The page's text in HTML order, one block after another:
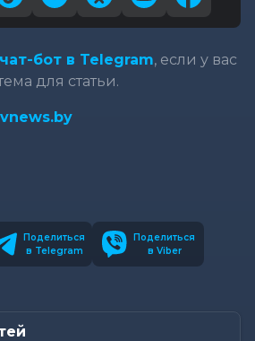
чат-бот в Telegram, если у вас
для статьи.
Поделиться
в Telegram
Поделиться
в Viber